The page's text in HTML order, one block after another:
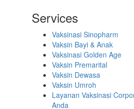
Services
Vaksinasi Sinopharm
Vaksin Bayi & Anak
Vaksinasi Golden Age
Vaksin Premarital
Vaksin Dewasa
Vaksin Umroh
Layanan Vaksinasi
Anda